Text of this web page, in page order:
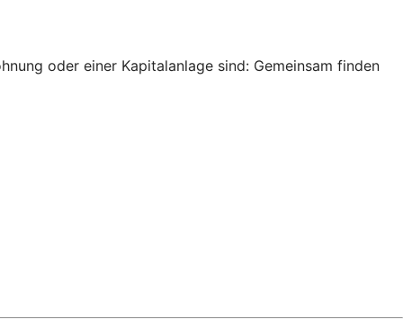
oder einer Kapitalanlage sind: Gemeinsam finden